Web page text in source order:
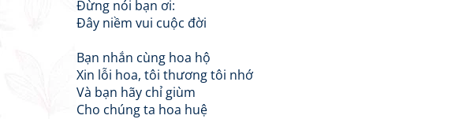
Đừng nói bạn ơi:
Đây niềm vui cuộc đời
Bạn nhắn cùng hoa hộ
Xin lỗi hoa, tôi thương tôi nhớ
Và bạn hãy chỉ giùm
Cho chúng ta hoa huệ